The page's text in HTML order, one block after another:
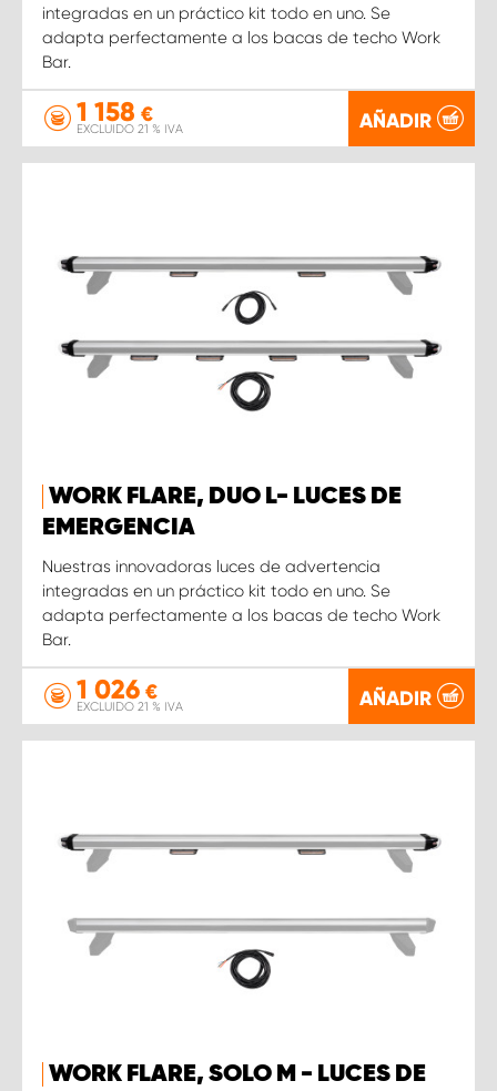
integradas en un práctico kit todo en uno. Se
adapta perfectamente a los bacas de techo Work
Bar.
1 158 €
EXCLUIDO 21 % IVA AÑADIR
WORK FLARE, DUO L- LUCES DE
EMERGENCIA
Nuestras innovadoras luces de advertencia
integradas en un práctico kit todo en uno. Se
adapta perfectamente a los bacas de techo Work
Bar.
1 026 €
EXCLUIDO 21 % IVA AÑADIR
WORK FLARE, SOLO M - LUCES DE